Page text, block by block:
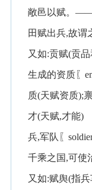
敞邑以赋。——
田赋出兵,故谓
又如:贡赋(贡
生成的资质〖
质(天赋资质);
才(天赋,才能)
兵,军队〖soldier
千乘之国,可使
又如:赋舆(指